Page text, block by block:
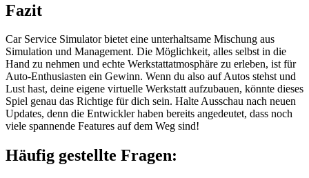
Fazit
Car Service Simulator bietet eine unterhaltsame Mischung aus
Simulation und Management. Die Möglichkeit, alles selbst in die
Hand zu nehmen und echte Werkstattatmosphäre zu erleben, ist für
Auto-Enthusiasten ein Gewinn. Wenn du also auf Autos stehst und
Lust hast, deine eigene virtuelle Werkstatt aufzubauen, könnte dieses
Spiel genau das Richtige für dich sein. Halte Ausschau nach neuen
Updates, denn die Entwickler haben bereits angedeutet, dass noch
viele spannende Features auf dem Weg sind!
Häufig gestellte Fragen: